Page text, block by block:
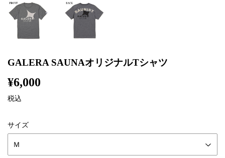
GALERA SAUNAオリジナルTシャツ
¥6,000
税込
サイズ